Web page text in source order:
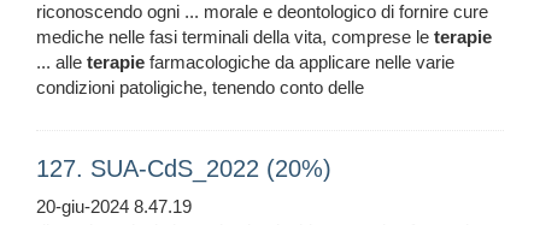
riconoscendo ogni ... morale e deontologico di fornire cure
mediche nelle fasi terminali della vita, comprese le terapie
... alle terapie farmacologiche da applicare nelle varie
condizioni patoligiche, tenendo conto delle
127. SUA-CdS_2022 (20%)
20-giu-2024 8.47.19